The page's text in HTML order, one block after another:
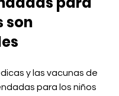
son
y las vacunas de
para los niños